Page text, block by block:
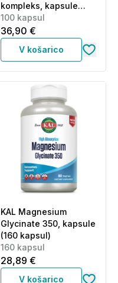
kompleks, kapsule
(100 kapsul)
100 kapsul
36,90 €
V košarico
KAL Magnesium
Glycinate 350, kapsule
(160 kapsul)
160 kapsul
28,89 €
V košarico